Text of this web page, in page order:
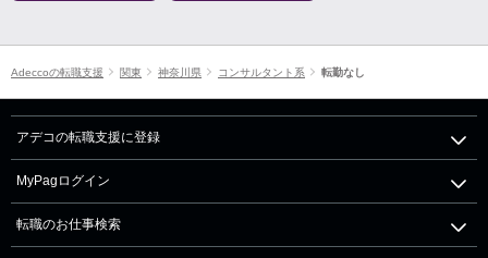
Adeccoの転職支援 関東 神奈川県 コンサルタント系 転勤なし
アデコの転職支援に登録
MyPagログイン
転職のお仕事検索